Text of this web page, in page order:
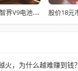
鸿蒙智行首款MPV 智界V9电池信息曝光：WLTC最远续航223km
火，为什么越难赚到钱？